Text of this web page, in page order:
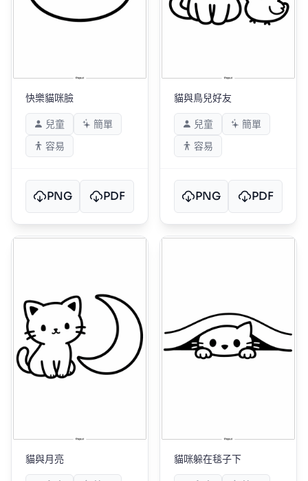
快樂貓咪臉
兒童
簡單
容易
PNG PDF
貓與鳥兒好友
兒童
簡單
容易
PNG PDF
貓與月亮 貓咪躲在毯子下